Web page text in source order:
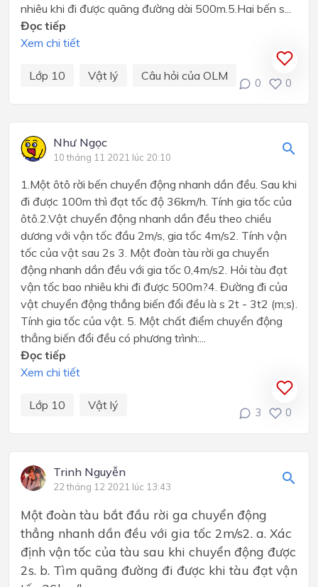
nhiêu khi đi được quãng đường dài 500m.5.Hai bến s...
Đọc tiếp
Xem chi tiết
Lớp 10 Vật lý Câu hỏi của OLM
0 0
Như Ngọc
10 tháng 11 2021 lúc 20:10
1.Một ôtô rời bến chuyển động nhanh dần đều. Sau khi
đi được 100m thì đạt tốc độ 36km/h. Tính gia tốc của
ôtô.2.Vật chuyển động nhanh dần đều theo chiều
dương với vận tốc đầu 2m/s, gia tốc 4m/s2. Tính vận
tốc của vật sau 2s 3. Một đoàn tàu rời ga chuyển
động nhanh dần đều với gia tốc 0,4m/s2. Hỏi tàu đạt
vận tốc bao nhiêu khi đi được 500m?4. Đường đi của
vật chuyển động thẳng biến đổi đều là s 2t - 3t2 (m;s).
Tính gia tốc của vật. 5. Một chất điểm chuyển động
thẳng biến đổi đều có phương trình:...
Đọc tiếp
Xem chi tiết
Lớp 10 Vật lý
3 0
Trinh Nguyễn
22 tháng 12 2021 lúc 13:43
Một đoàn tàu bắt đầu rời ga chuyển động
thẳng nhanh dần đều với gia tốc 2m/s2. a. Xác
định vận tốc của tàu sau khi chuyển động được
2s. b. Tìm quãng đường đi được khi tàu đạt vận